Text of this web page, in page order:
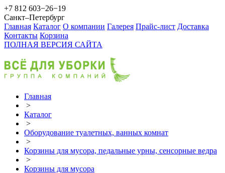
+7 812 603−26−19
Санкт–Петербург
Главная Каталог О компании Галерея Прайс-лист Доставка
Контакты Корзина
ПОЛНАЯ ВЕРСИЯ САЙТА
Главная
>
Каталог
>
Оборудование туалетных, ванных комнат
>
Корзины для мусора, педальные урны, сенсорные ведра
>
Корзины для мусора